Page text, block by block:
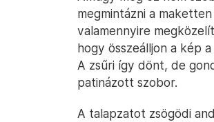
megmintázni a
valamennyire
hogy összeálljon a kép
A zsűri így dönt, de
patinázott szobor.
A talapzatot zsögödi